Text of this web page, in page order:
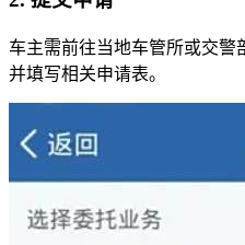
车主需前往当地车管所或交警
并填写相关申请表。